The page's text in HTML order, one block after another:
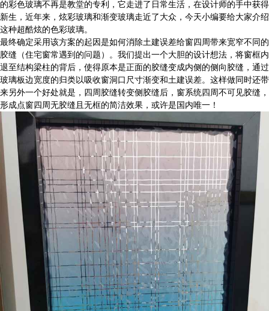
的彩色玻璃不再是教堂的专利，它走进了日常生活，在设计师的手中获得
新生，近年来，炫彩玻璃和渐变玻璃走近了大众，今天小编要给大家介绍
这种超酷炫的色彩玻璃。
最终确定采用该方案的起因是如何消除土建误差给窗四周带来宽窄不同的
胶缝（住宅窗常遇到的问题）。我们提出一个大胆的设计想法，将窗框内
退至结构梁柱的背后，使得原本是正面的胶缝变成内侧的侧向胶缝，通过
玻璃板边宽度的归类以吸收窗洞口尺寸渐变和土建误差。这样做同时还带
来另外一个好处就是，四周胶缝转变侧胶缝后，窗系统四周不可见胶缝，
形成点窗四周无胶缝且无框的简洁效果，或许是国内唯一！